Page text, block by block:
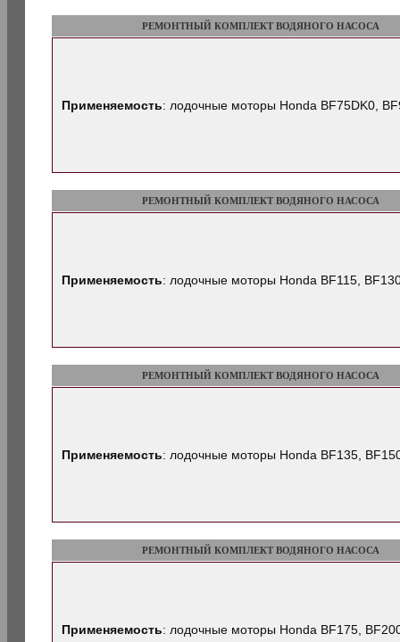
РЕМОНТНЫЙ КОМПЛЕКТ ВОДЯНОГО НАСОСА
Применяемость: лодочные моторы Honda BF75DK0,
РЕМОНТНЫЙ КОМПЛЕКТ ВОДЯНОГО НАСОСА
Применяемость: лодочные моторы Honda BF115,
РЕМОНТНЫЙ КОМПЛЕКТ ВОДЯНОГО НАСОСА
Применяемость: лодочные моторы Honda BF135,
РЕМОНТНЫЙ КОМПЛЕКТ ВОДЯНОГО НАСОСА
Применяемость: лодочные моторы Honda BF175,